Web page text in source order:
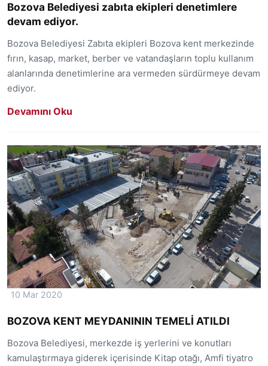
Bozova Belediyesi zabıta ekipleri denetimlere
devam ediyor.
Bozova Belediyesi Zabıta ekipleri Bozova kent merkezinde
fırın, kasap, market, berber ve vatandaşların toplu kullanım
alanlarında denetimlerine ara vermeden sürdürmeye devam
ediyor.
Devamını Oku
10 Mar 2020
BOZOVA KENT MEYDANININ TEMELİ ATILDI
Bozova Belediyesi, merkezde iş yerlerini ve konutları
kamulaştırmaya giderek içerisinde Kitap otağı, Amfi tiyatro